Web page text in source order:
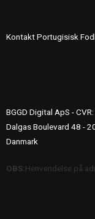
Kontakt Portugisisk
BGGD Digital ApS -
Dalgas Boulevard 48 -
Danmark
OBS:Henvendelse på